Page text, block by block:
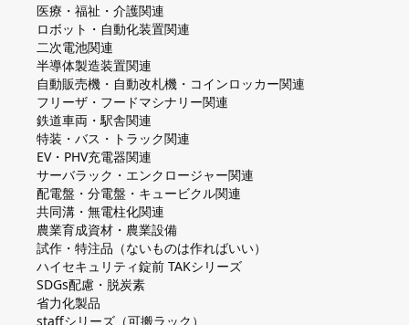
医療・福祉・介護関連
ロボット・自動化装置関連
二次電池関連
半導体製造装置関連
自動販売機・自動改札機・コインロッカー関連
フリーザ・フードマシナリー関連
鉄道車両・駅舎関連
特装・バス・トラック関連
EV・PHV充電器関連
サーバラック・エンクロージャー関連
配電盤・分電盤・キュービクル関連
共同溝・無電柱化関連
農業育成資材・農業設備
試作・特注品（ないものは作ればいい）
ハイセキュリティ錠前 TAKシリーズ
SDGs配慮・脱炭素
省力化製品
staffシリーズ（可搬ラック）